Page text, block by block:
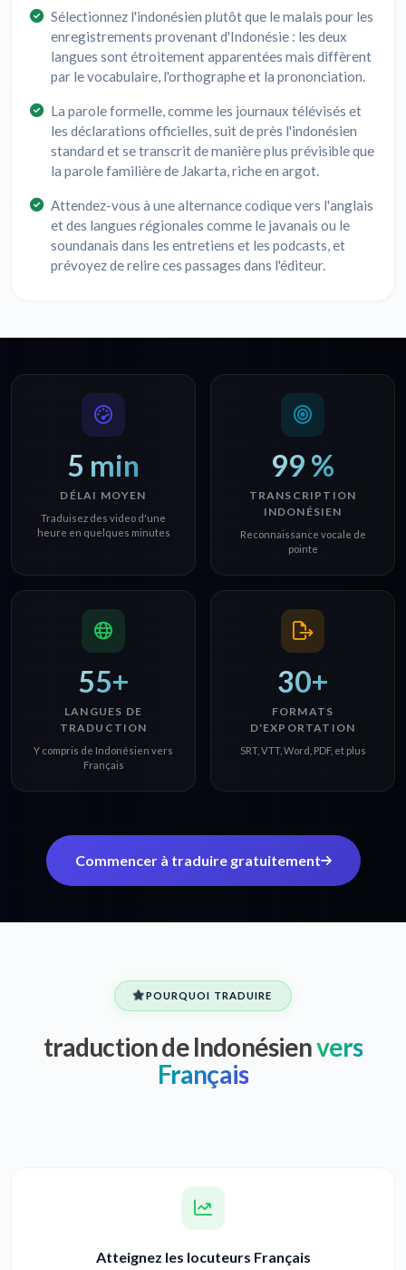
Sélectionnez l'indonésien plutôt que le malais pour les
enregistrements provenant d'Indonésie : les deux
langues sont étroitement apparentées mais diffèrent
par le vocabulaire, l'orthographe et la prononciation.
La parole formelle, comme les journaux télévisés et
les déclarations officielles, suit de près l'indonésien
standard et se transcrit de manière plus prévisible que
la parole familière de Jakarta, riche en argot.
Attendez-vous à une alternance codique vers l'anglais
et des langues régionales comme le javanais ou le
soundanais dans les entretiens et les podcasts, et
prévoyez de relire ces passages dans l'éditeur.
5 min
DÉLAI MOYEN
Traduisez des video d'une
heure en quelques minutes
99 %
TRANSCRIPTION
INDONÉSIEN
Reconnaissance vocale de
pointe
55+
LANGUES DE
TRADUCTION
Y compris de Indonésien vers
Français
30+
FORMATS
D'EXPORTATION
SRT, VTT, Word, PDF, et plus
Commencer à traduire gratuitement
POURQUOI TRADUIRE
traduction de Indonésienvers
Français
Atteignez les locuteurs Français